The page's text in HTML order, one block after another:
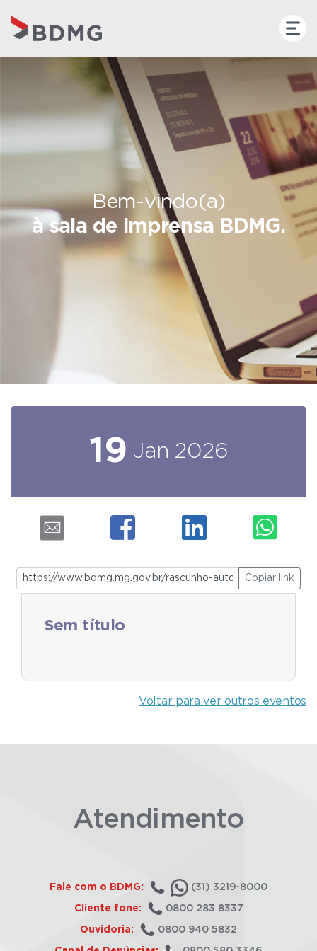
Bem-vindo(a)
à sala de imprensa BDMG.
19 Jan 2026
Copiar link
Sem título
Voltar para ver outros eventos
Atendimento
Fale com o BDMG: (31) 3219-8000
Cliente fone: 0800 283 8337
Ouvidoria: 0800 940 5832